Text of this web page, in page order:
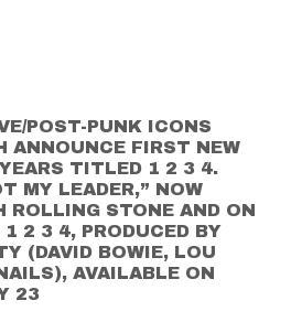
POST-PUNK ICONS
ANNOUNCE FIRST NEW
TITLED 1 2 3 4.
MY LEADER,” NOW
ROLLING STONE AND ON
2 3 4, PRODUCED BY
(DAVID BOWIE, LOU
AVAILABLE ON
23